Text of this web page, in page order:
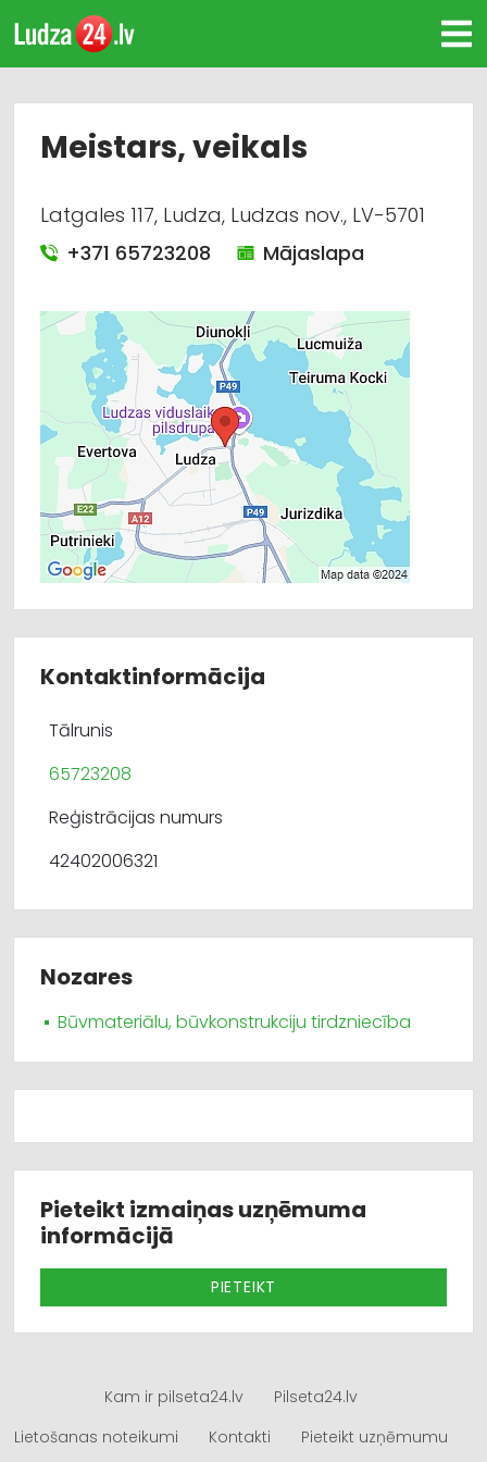
Meistars, veikals
Latgales 117, Ludza, Ludzas nov., LV-5701
+371 65723208
Mājaslapa
Kontaktinformācija
Tālrunis
65723208
Reģistrācijas numurs
42402006321
Nozares
Būvmateriālu, būvkonstrukciju tirdzniecība
Pieteikt izmaiņas uzņēmuma
informācijā
PIETEIKT
Kam ir pilseta24.lv
Pilseta24.lv
Lietošanas noteikumi
Kontakti Pieteikt uzņēmumu